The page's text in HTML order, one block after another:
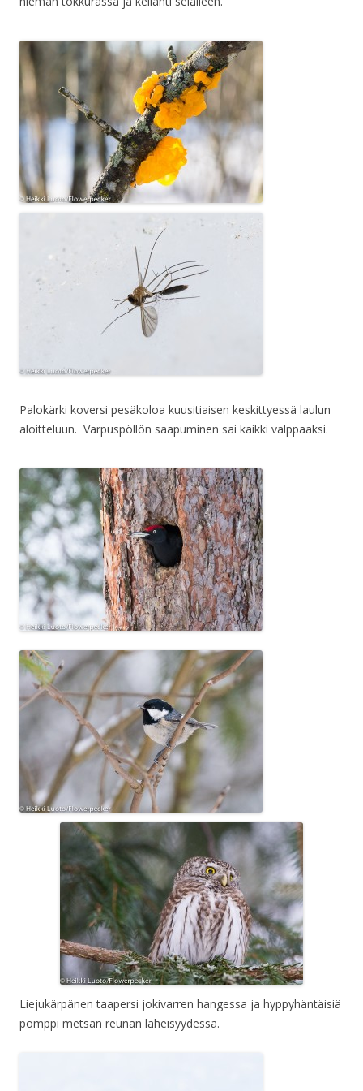
Palokärki koversi pesäkoloa kuusitiaisen keskittyessä laulun
aloitteluun. Varpuspöllön saapuminen sai kaikki valppaaksi.
Liejukärpänen taapersi jokivarren hangessa ja hyppyhäntäisiä
pomppi metsän reunan läheisyydessä.